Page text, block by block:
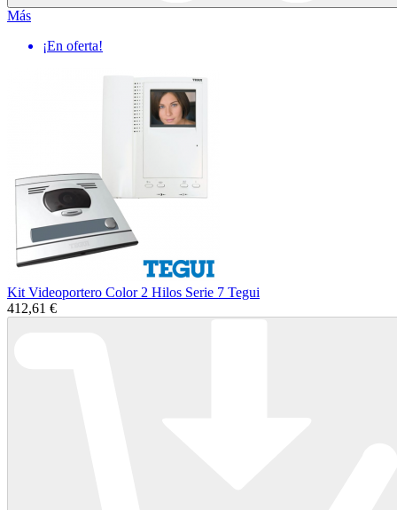
Más
¡En oferta!
Kit Videoportero Color 2 Hilos Serie 7 Tegui
412,61 €